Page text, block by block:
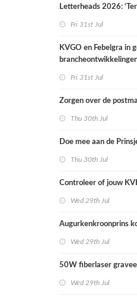
Letterheads 2026:
Fri 31st Jul
KVGO en Febelgra in
Fri 31st Jul
Zorgen over de
Thu 30th Jul
Doe mee aan de
Thu 30th Jul
Controleer of jouw
Wed 29th Jul
Augurkenkroonprins
Wed 29th Jul
50W fiberlaser
Wed 29th Jul